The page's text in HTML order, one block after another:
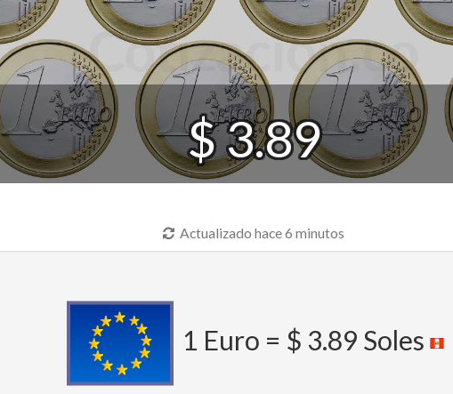
$ 3.89
Actualizado hace 6 minutos
1 Euro = $ 3.89 Soles